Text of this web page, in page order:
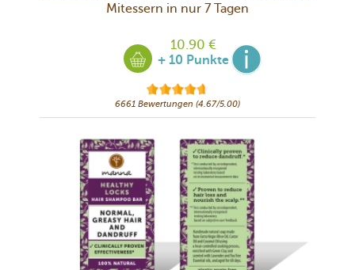
Mitessern in nur 7 Tagen
10.90 €
+ 10 Punkte
6661 Bewertungen (4.67/5.00)